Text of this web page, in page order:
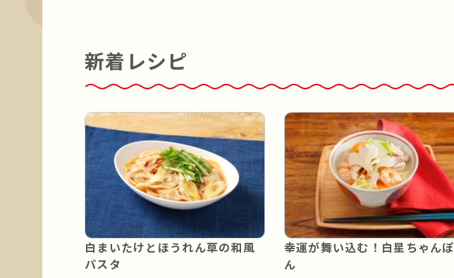
新着レシピ
白まいたけとほうれん草の和風
パスタ
幸運が舞い込む！白星ちゃんぽ
ん